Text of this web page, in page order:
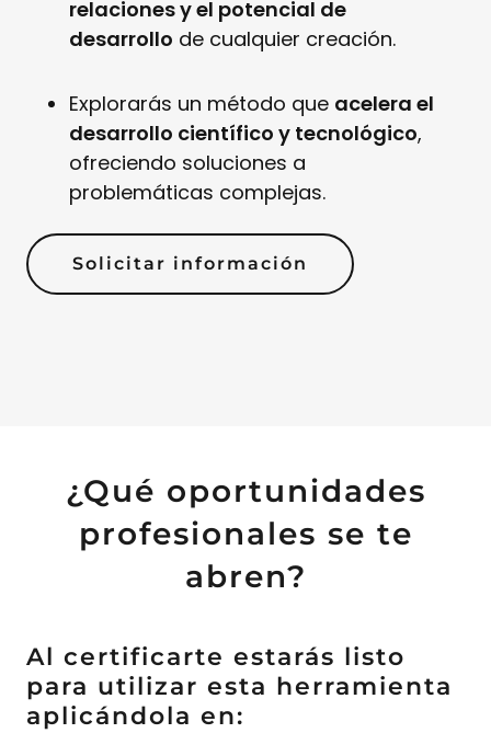
relaciones y el potencial de
desarrollo de cualquier creación.
Explorarás un método que acelera el
desarrollo científico y tecnológico,
ofreciendo soluciones a
problemáticas complejas.
Solicitar información
¿Qué oportunidades
profesionales se te
abren?
Al certificarte estarás listo
para utilizar esta herramienta
aplicándola en: